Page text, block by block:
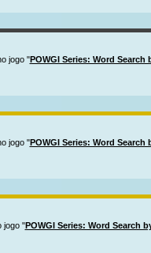
jogo "POWGI Series: Word Search
jogo "POWGI Series: Word Search
jogo "POWGI Series: Word Search